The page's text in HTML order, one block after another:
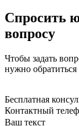
Спросить
вопросу
Чтобы задать
нужно
Бесплатная
Контактный
Ваш текст